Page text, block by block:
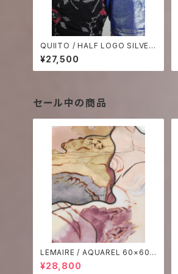
QUIITO / HALF LOGO SILVER
TEE -KHAKI×BLUE₋
¥27,500
セール中の商品
LEMAIRE / AQUAREL 60×60
SCARF
¥28,800